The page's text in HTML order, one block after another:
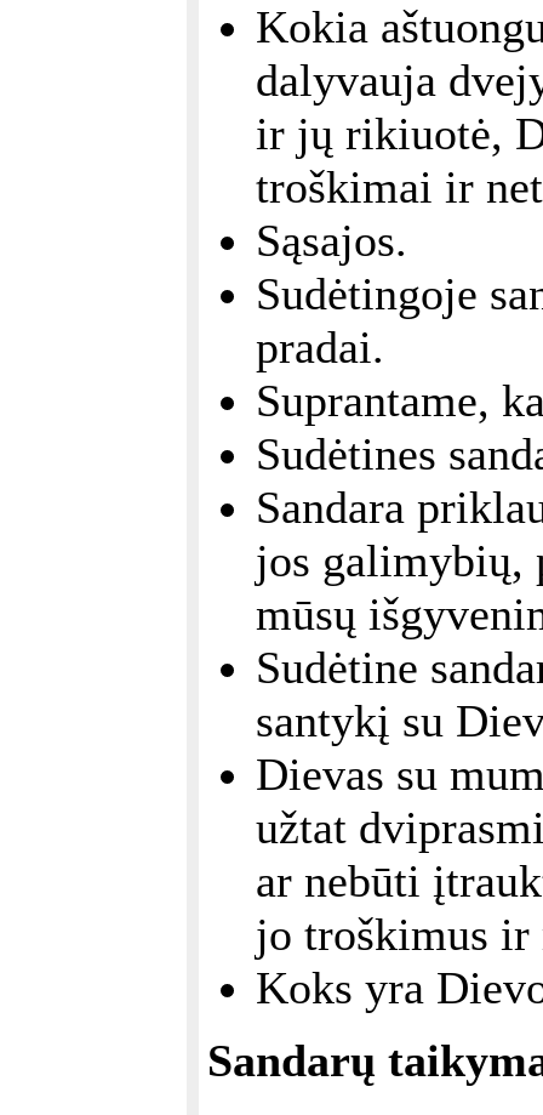
Kokia
dalyvauja
ir jų rikiuotė,
troškimai ir
Sąsajos.
Sudėtingoje
pradai.
Suprantame,
Sudėtines
Sandara
jos galimybių,
mūsų
Sudėtine
santykį su
Dievas su
užtat
ar nebūti
jo troškimus ir
Koks yra
Sandarų